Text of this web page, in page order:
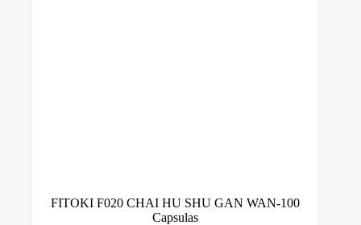
FITOKI F020 CHAI HU SHU GAN WAN-100
Capsulas